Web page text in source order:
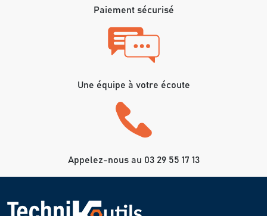
Paiement sécurisé
Une équipe à votre écoute
Appelez-nous au 03 29 55 17 13